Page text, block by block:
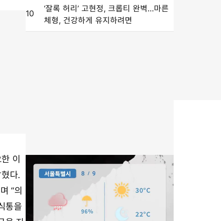
이
다.
“의
통을
10
‘잘록 허리’ 고현정, 크롭티 완벽…마른
체형, 건강하게 유지하려면